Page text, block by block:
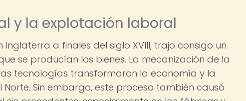
y la explotación laboral
Inglaterra a finales del siglo XVIII, trajo consigo un
se producían los bienes. La mecanización de la
tecnologías transformaron la economía y la
Sin embargo, este proceso también causó